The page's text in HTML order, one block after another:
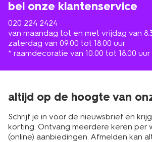
bel onze klantenservice
020 224 2424
van maandag tot en met vrijdag van
zaterdag van 09.00 tot 18.00 uur
* raamdecoratie van 10.00 tot 18.00 uur
altijd op de hoogte van
Schrijf je in voor de nieuwsbrief en
korting. Ontvang meerdere keren per
(online) aanbiedingen. Afmelden kan